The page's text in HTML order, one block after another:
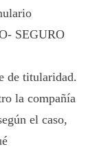
SEGURO
de titularidad.
la compañía
el caso,